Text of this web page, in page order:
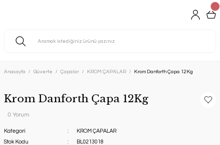
Anasayfa Güverte Çapalar KROM ÇAPALAR Krom Danforth Çapa 12Kg
Krom Danforth Çapa 12Kg
0 Yorum
Kategori
KROM ÇAPALAR
Stok Kodu
BL0213018